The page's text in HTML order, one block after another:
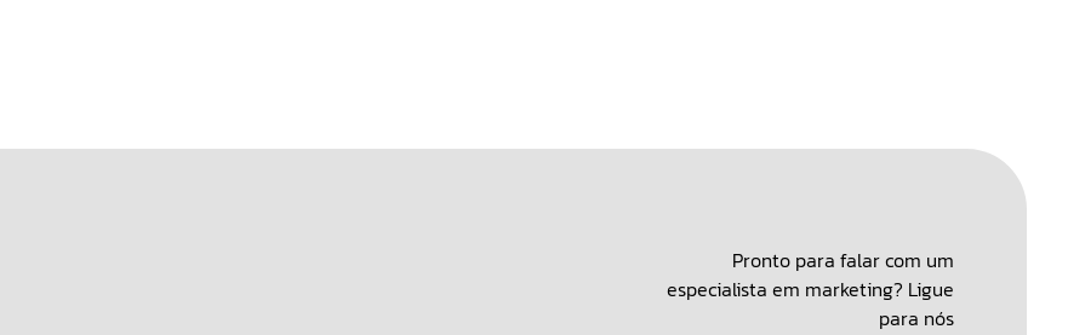
Pronto para falar com um
especialista em marketing? Ligue
para nós